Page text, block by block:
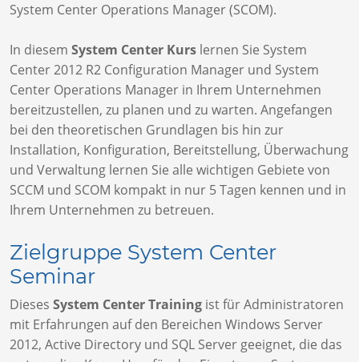
System Center Operations Manager (SCOM).
In diesem System Center Kurs lernen Sie System
Center 2012 R2 Configuration Manager und System
Center Operations Manager in Ihrem Unternehmen
bereitzustellen, zu planen und zu warten. Angefangen
bei den theoretischen Grundlagen bis hin zur
Installation, Konfiguration, Bereitstellung, Überwachung
und Verwaltung lernen Sie alle wichtigen Gebiete von
SCCM und SCOM kompakt in nur 5 Tagen kennen und in
Ihrem Unternehmen zu betreuen.
Zielgruppe System Center
Seminar
Dieses System Center Training ist für Administratoren
mit Erfahrungen auf den Bereichen Windows Server
2012, Active Directory und SQL Server geeignet, die das